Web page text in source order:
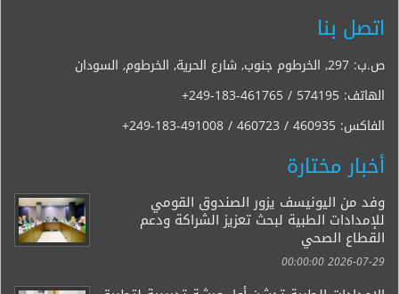
اتصل بنا
ص.ب: 297, الخرطوم جنوب, شارع الحرية, الخرطوم, السودان
الهاتف: +249-183-461765 / 574195
الفاكس: +249-183-491008 / 460723 / 460935
أخبار مختارة
وفد من اليونيسف يزور الصندوق القومي
للإمدادات الطبية لبحث تعزيز الشراكة ودعم
القطاع الصحي
2026-07-29 00:00:00